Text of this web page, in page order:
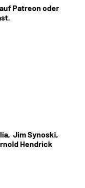
Patreon oder
, Jim Synoski,
Hendrick